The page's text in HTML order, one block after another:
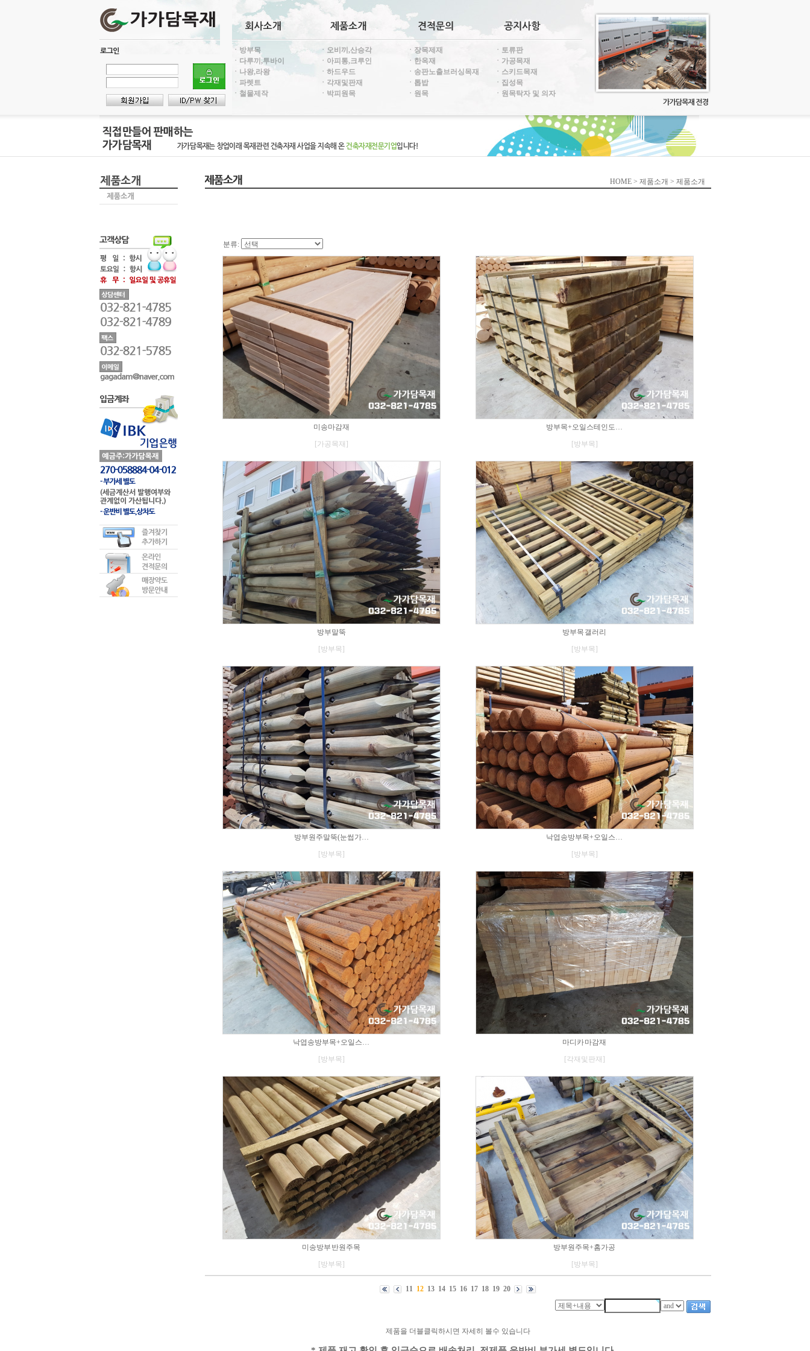
ㆍ방부목 ㆍ오비끼,산승각 ㆍ장목제재
ㆍ토류판
ㆍ다루끼,투바이
ㆍ아피통,크루인 ㆍ한옥재
ㆍ가공목재
ㆍ나왕,라왕
ㆍ하드우드 ㆍ송판노출브러싱목재
ㆍ스키드목재
ㆍ파렛트
ㆍ각재및판재 ㆍ톱밥
ㆍ집성목
ㆍ철물제작
ㆍ박피원목 ㆍ원목 ㆍ원목탁자 및 의자
HOME > 제품소개 > 제품소개
분류:
미송마감재
[가공목재]
방부목+오일스테인도…
[방부목]
방부말뚝
[방부목]
방부목 갤러리
[방부목]
방부원주말뚝(눈썹가…
[방부목]
낙엽송방부목+오일스…
[방부목]
낙엽송방부목+오일스…
[방부목]
마디카 마감재
[각재및판재]
미송방부 반원주목
[방부목]
방부원주목+홈가공
[방부목]
11 12 13 14 15 16 17 18 19 20
제품을 더블클릭하시면 자세히 볼수 있습니다